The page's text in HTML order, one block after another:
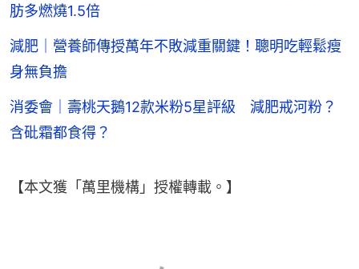
肪多燃燒1.5倍
減肥｜營養師傳授萬年不敗減重關鍵！聰明吃輕鬆瘦
身無負擔
消委會｜壽桃天鵝12款米粉5星評級 減肥戒河粉？
含砒霜都食得？
【本文獲「萬里機構」授權轉載。】